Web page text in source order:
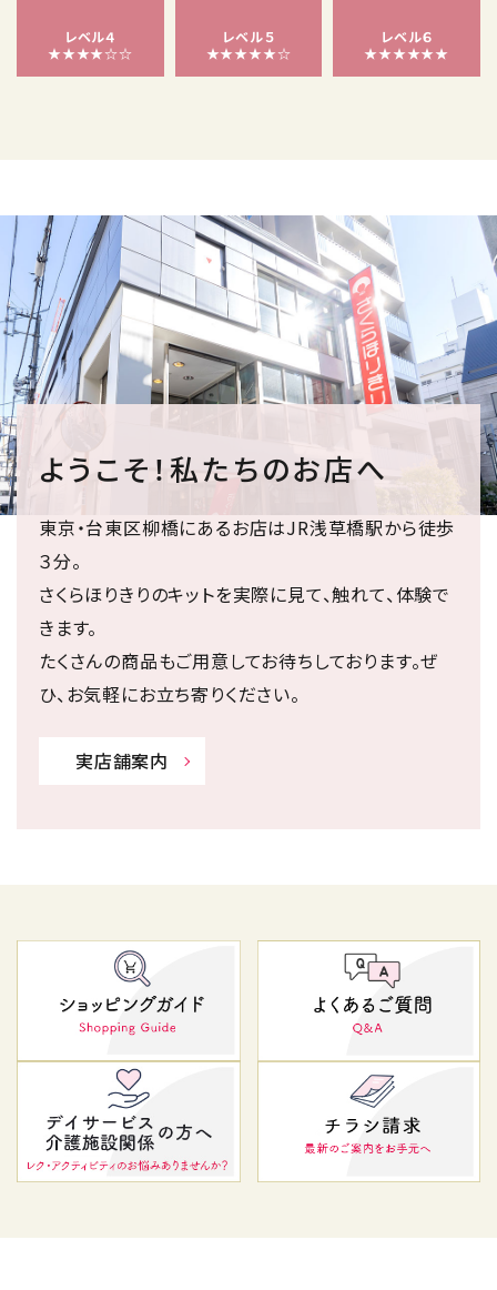
レベル４
★★★★☆☆
レベル５
★★★★★☆
レベル６
★★★★★★
ようこそ！私たちのお店へ
東京・台東区柳橋にあるお店はJR浅草橋駅から徒歩
３分。
さくらほりきりのキットを実際に見て、触れて、体験で
きます。
たくさんの商品もご用意してお待ちしております。ぜ
ひ、お気軽にお立ち寄りください。
実店舗案内